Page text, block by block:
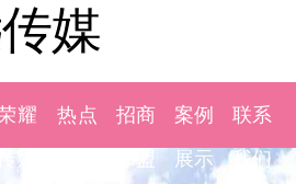
媒
耀
媒
热点
招商
加盟
案例
展示
联系
我们